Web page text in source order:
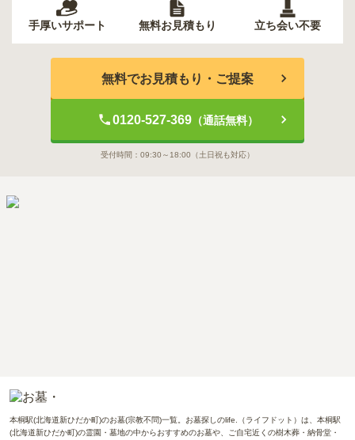
手厚いサポート 無料お見積もり 立ち会い不要
無料でお見積もり・ご提案
0120-527-369（通話無料）
受付時間： 09:30～18:00 （土日祝も対応）
本桐駅(北海道新ひだか町)のお墓(宗教不問)一覧。お墓探しのlife.（ライフドット）は、本桐駅
(北海道新ひだか町)の霊園・墓地の中からおすすめのお墓や、ご自宅近くの樹木葬・納骨堂・